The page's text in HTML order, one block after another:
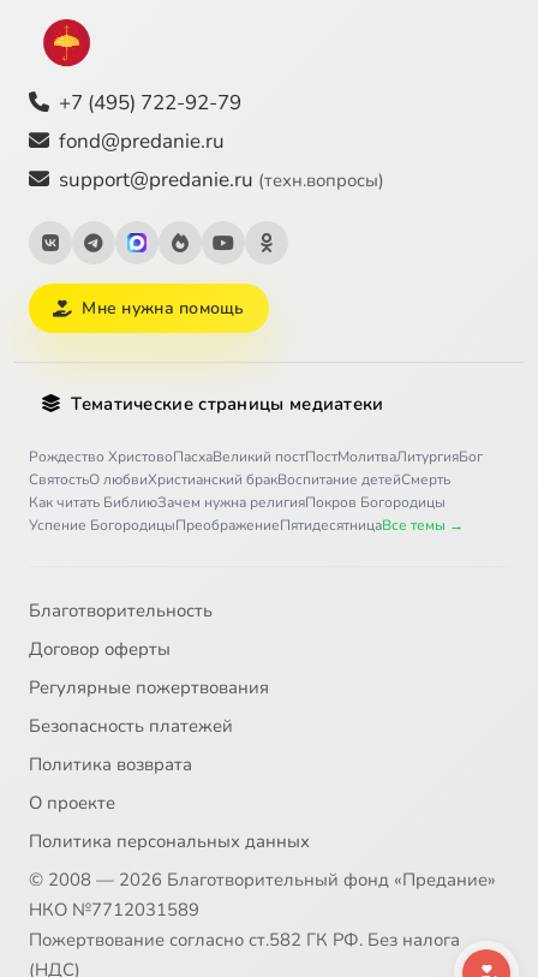
24
25
+7 (495) 722-92-79
fond@predanie.ru
support@predanie.ru (техн.вопросы)
Мне нужна помощь
Тематические страницы медиатеки
Рождество ХристовоПасхаВеликий постПостМолитваЛитургияБог
СвятостьО любвиХристианский бракВоспитание детейСмерть
Как читать БиблиюЗачем нужна религияПокров Богородицы
Успение БогородицыПреображениеПятидесятницаВсе темы →
Благотворительность
Договор оферты
Регулярные пожертвования
Безопасность платежей
Политика возврата
О проекте
Политика персональных данных
© 2008 — 2026 Благотворительный фонд «Предание»
НКО №7712031589
Пожертвование согласно ст.582 ГК РФ. Без налога
(НДС)